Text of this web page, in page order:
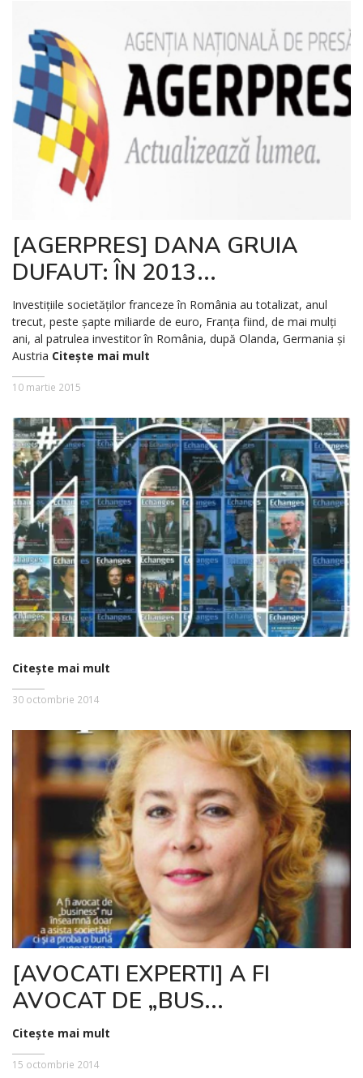
[AGERPRES] DANA GRUIA
DUFAUT: ÎN 2013...
Investițiile societăților franceze în România au totalizat, anul
trecut, peste șapte miliarde de euro, Franța fiind, de mai mulți
ani, al patrulea investitor în România, după Olanda, Germania și
Austria Citește mai mult
10 martie 2015
Citește mai mult
30 octombrie 2014
[AVOCATI EXPERTI] A FI
AVOCAT DE „BUS...
Citește mai mult
15 octombrie 2014